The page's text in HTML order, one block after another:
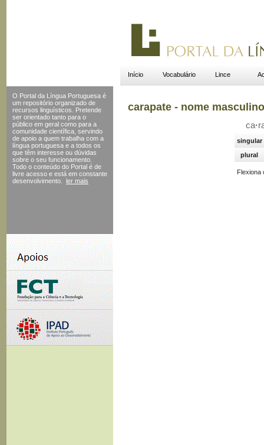
Início Vocabulário Lince
O Portal da Língua Portuguesa é
um repositório organizado de
recursos linguísticos. Pretende
ser orientado tanto para o
público em geral como para a
comunidade científica, servindo
de apoio a quem trabalha com a
língua portuguesa e a todos os
que têm interesse ou dúvidas
sobre o seu funcionamento.
Todo o conteúdo do Portal é de
livre acesso e está em constante
desenvolvimento.
ler mais
carapate - nome masculino
ca·
singular
plural
Flexiona